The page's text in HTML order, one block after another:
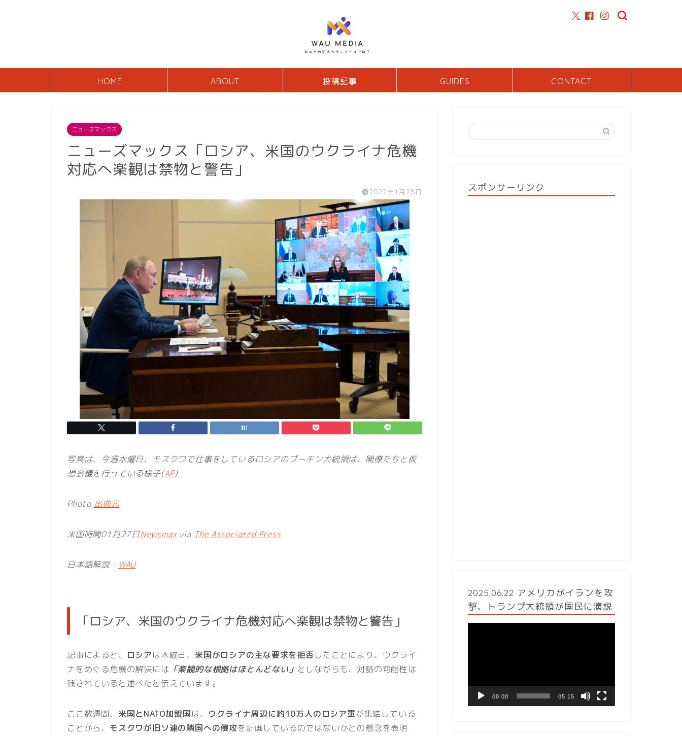
HOME ABOUT 投稿記事 GUIDES CONTACT
ニューズマックス
ニューズマックス「ロシア、米国のウクライナ危機
対応へ楽観は禁物と警告」
2022年1月28日
写真は、今週水曜日、モスクワで仕事をしているロシアのプーチン大統領は、閣僚たちと仮
想会議を行っている様子(AP)
Photo 出典元
米国時間01月27日Newsmaxvia The Associated Press
日本語解説： WAU
「ロシア、米国のウクライナ危機対応へ楽観は禁物と警告」
記事によると、 ロシアは木曜日、 米国がロシアの主な要求を拒否 したことにより、ウクライ
ナをめぐる危機の解決には 「楽観的な根拠はほとんどない」 としながらも、対話の可能性は
残されていると述べたと伝えています。
ここ数週間、 米国とNATO加盟国は、 ウクライナ周辺に約10万人のロシア軍が集結している
ことから、 モスクワが旧ソ連の隣国への侵攻を計画しているのではないかとの懸念を表明
スポンサーリンク
2025.06.22 アメリカがイランを攻
撃、トランプ大統領が国民に演説
ヤ
00:00 05:15